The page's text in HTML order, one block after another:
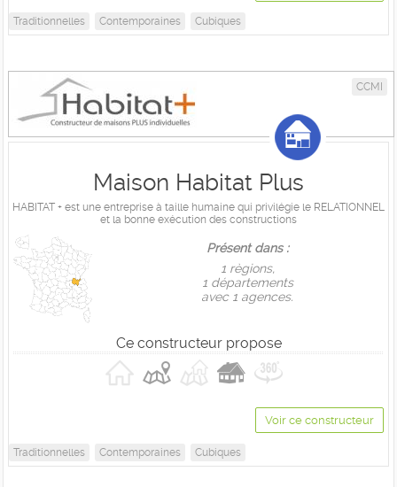
Traditionnelles Contemporaines Cubiques
CCMI
Maison Habitat Plus
HABITAT + est une entreprise à taille humaine qui privilégie le RELATIONNEL
et la bonne exécution des constructions
Présent dans :
1 règions,
1 départements
avec 1 agences.
Ce constructeur propose
Voir ce constructeur
Traditionnelles Contemporaines Cubiques